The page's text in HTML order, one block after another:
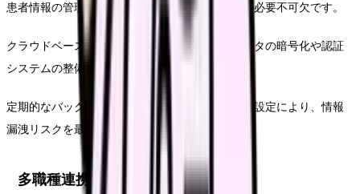
患者情報の管理には、高度なセキュリティ対策が必要不可欠です。
クラウドベースのシステムを導入する際は、データの暗号化や認証
システムの整備を徹底します。
定期的なバックアップと、アクセス権限の適切な設定により、情報
漏洩リスクを最小限に抑えます。
多職種連携の推進